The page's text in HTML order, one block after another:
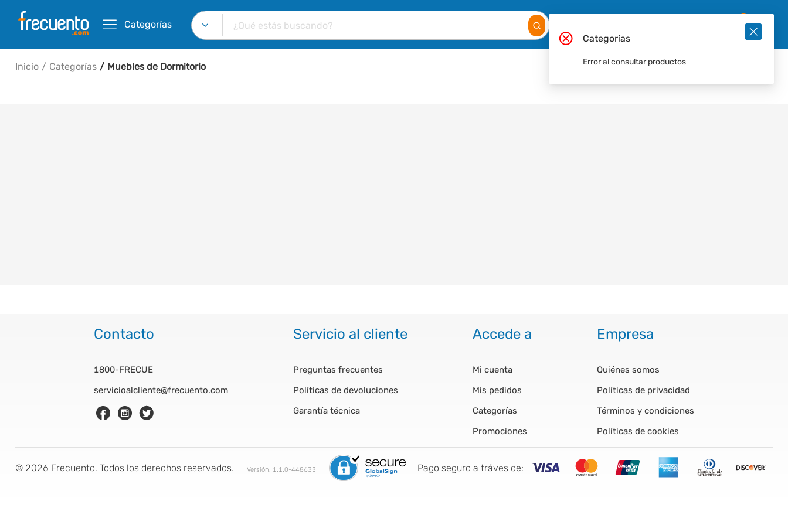
Categorías
Inicio Categorías Muebles de Dormitorio
Contacto
1800-FRECUE
servicioalcliente@frecuento.com
Servicio al cliente
Preguntas frecuentes
Políticas de devoluciones
Garantía técnica
Accede a
Mi cuenta
Mis pedidos
Categorías
Promociones
Empresa
Quiénes somos
Políticas de privacidad
Términos y condiciones
Políticas de cookies
© 2026 Frecuento. Todos los derechos reservados. Versión: 1.1.0-448633 Pago seguro a tráves de:
Categorías
Error al consultar productos